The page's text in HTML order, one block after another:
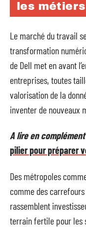
les
Le marché du travail
transformation
de Dell met en avant
entreprises, toutes
valorisation de la
inventer de nouveaux
A lire en
pilier pour préparer
Des métropoles
comme des
rassemblent
terrain fertile pour les